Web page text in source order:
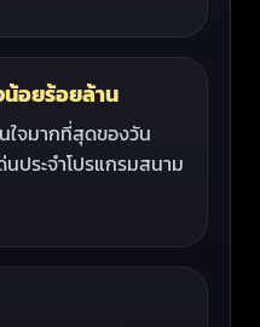
น้อยร้อยล้าน
ใจมากที่สุดของวัน
ประจำโปรแกรมสนาม